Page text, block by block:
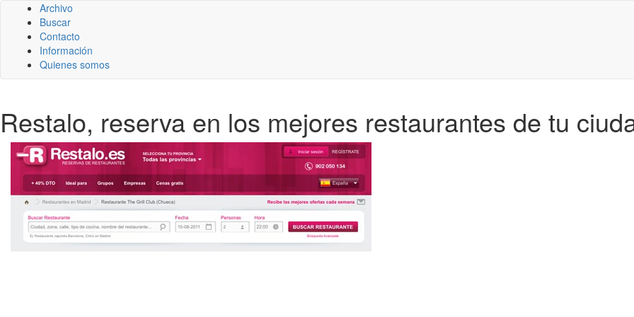
Archivo
Buscar
Contacto
Información
Quienes somos
Restalo, reserva en los mejores restaurantes de tu